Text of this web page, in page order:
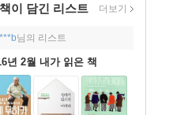
이 담긴 리스트 더보기
님의 리스트
년 2월 내가 읽은 책